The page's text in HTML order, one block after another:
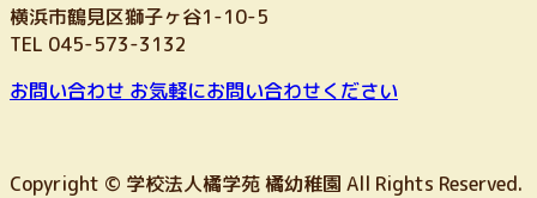
横浜市鶴見区獅子ヶ谷1-10-5
TEL 045-573-3132
お問い合わせ お気軽にお問い合わせください
Copyright © 学校法人橘学苑 橘幼稚園 All Rights Reserved.